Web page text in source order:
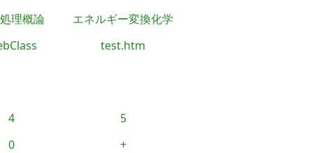
理概論
エネルギー変換化学
test.htm
4
5
0
+